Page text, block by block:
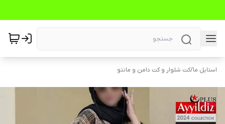
استایل ما/کت شلوار و کت دامن و مانتو